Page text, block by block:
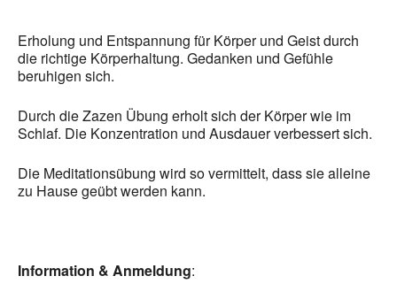
Erholung und Entspannung für Körper und Geist durch
die richtige Körperhaltung. Gedanken und Gefühle
beruhigen sich.
Durch die Zazen Übung erholt sich der Körper wie im
Schlaf. Die Konzentration und Ausdauer verbessert sich.
Die Meditationsübung wird so vermittelt, dass sie alleine
zu Hause geübt werden kann.
Information & Anmeldung: